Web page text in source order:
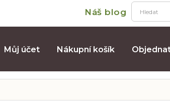
Náš blog
Můj účet Nákupní košík